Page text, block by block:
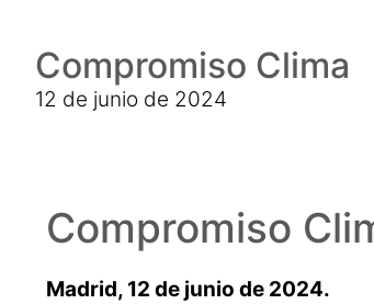
Compromiso Clima
12 de junio de 2024
Compromiso
Madrid, 12 de junio de 2024.